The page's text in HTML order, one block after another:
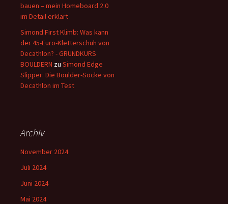
bauen – mein Homeboard 2.0
im Detail erklärt
Simond First Klimb: Was kann
der 45-Euro-Kletterschuh von
Decathlon? - GRUNDKURS
BOULDERN zu Simond Edge
Slipper: Die Boulder-Socke von
Decathlon im Test
Archiv
November 2024
Juli 2024
Juni 2024
Mai 2024